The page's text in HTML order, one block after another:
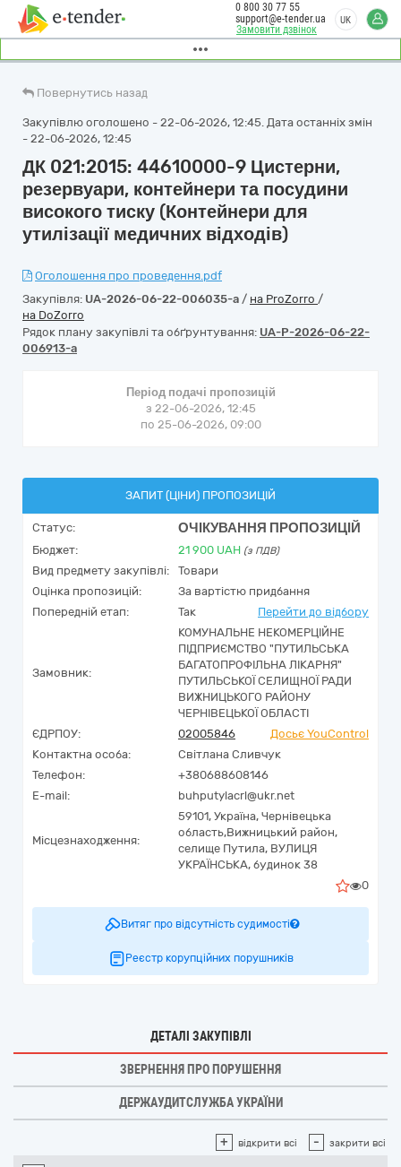
Замовити дзвінок
0 800 30 77 55
support@e-tender.ua
UK
Повернутись назад
Закупівлю оголошено - 22-06-2026, 12:45. Дата останніх змін
- 22-06-2026, 12:45
ДК 021:2015: 44610000-9 Цистерни,
резервуари, контейнери та посудини
високого тиску (Контейнери для
утилізації медичних відходів)
Оголошення про проведення.pdf
Закупівля: UA-2026-06-22-006035-a / на ProZorro /
на DoZorro
Рядок плану закупівлі та обґрунтування: UA-P-2026-06-22-
006913-a
Період подачі пропозицій
з 22-06-2026, 12:45
по 25-06-2026, 09:00
ЗАПИТ (ЦІНИ) ПРОПОЗИЦІЙ
Статус: ОЧІКУВАННЯ ПРОПОЗИЦІЙ
Бюджет: 21 900 UAH (з ПДВ)
Вид предмету закупівлі:
Товари
Оцінка пропозицій:
За вартістю придбання
Попередній етап:
Так Перейти до відбору
Замовник:
КОМУНАЛЬНЕ НЕКОМЕРЦІЙНЕ
ПІДПРИЄМСТВО "ПУТИЛЬСЬКА
БАГАТОПРОФІЛЬНА ЛІКАРНЯ"
ПУТИЛЬСЬКОЇ СЕЛИЩНОЇ РАДИ
ВИЖНИЦЬКОГО РАЙОНУ
ЧЕРНІВЕЦЬКОЇ ОБЛАСТІ
ЄДРПОУ:
02005846
Досьє YouControl
Контактна особа:
Світлана Сливчук
Телефон:
+380688608146
E-mail:
buhputylacrl@ukr.net
Місцезнаходження:
59101, Україна, Чернівецька
область,Вижницький район,
селище Путила, ВУЛИЦЯ
УКРАЇНСЬКА, будинок 38
0
Витяг про відсутність судимості
Реєстр корупційних порушників
ДЕТАЛІ ЗАКУПІВЛІ
ЗВЕРНЕННЯ ПРО ПОРУШЕННЯ
ДЕРЖАУДИТСЛУЖБА УКРАЇНИ
+ відкрити всі - закрити всі